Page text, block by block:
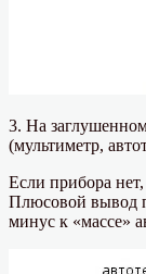
3. На
(мультиметр,
Если прибора
Плюсовой вывод
минус к «массе»